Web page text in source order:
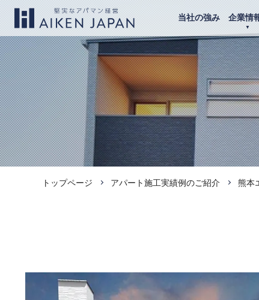
当社の強み 企業情
トップページ アパート施工実績例のご紹介 熊本